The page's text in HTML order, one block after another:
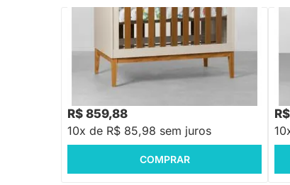
Berço Mini Cama Noah com Pés Square
Mel - Areia e Savana
R$ 859,88
10x de R$ 85,98 sem juros
COMPRAR